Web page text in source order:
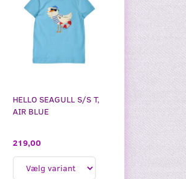
HELLO SEAGULL S/S T,
AIR BLUE
219,00